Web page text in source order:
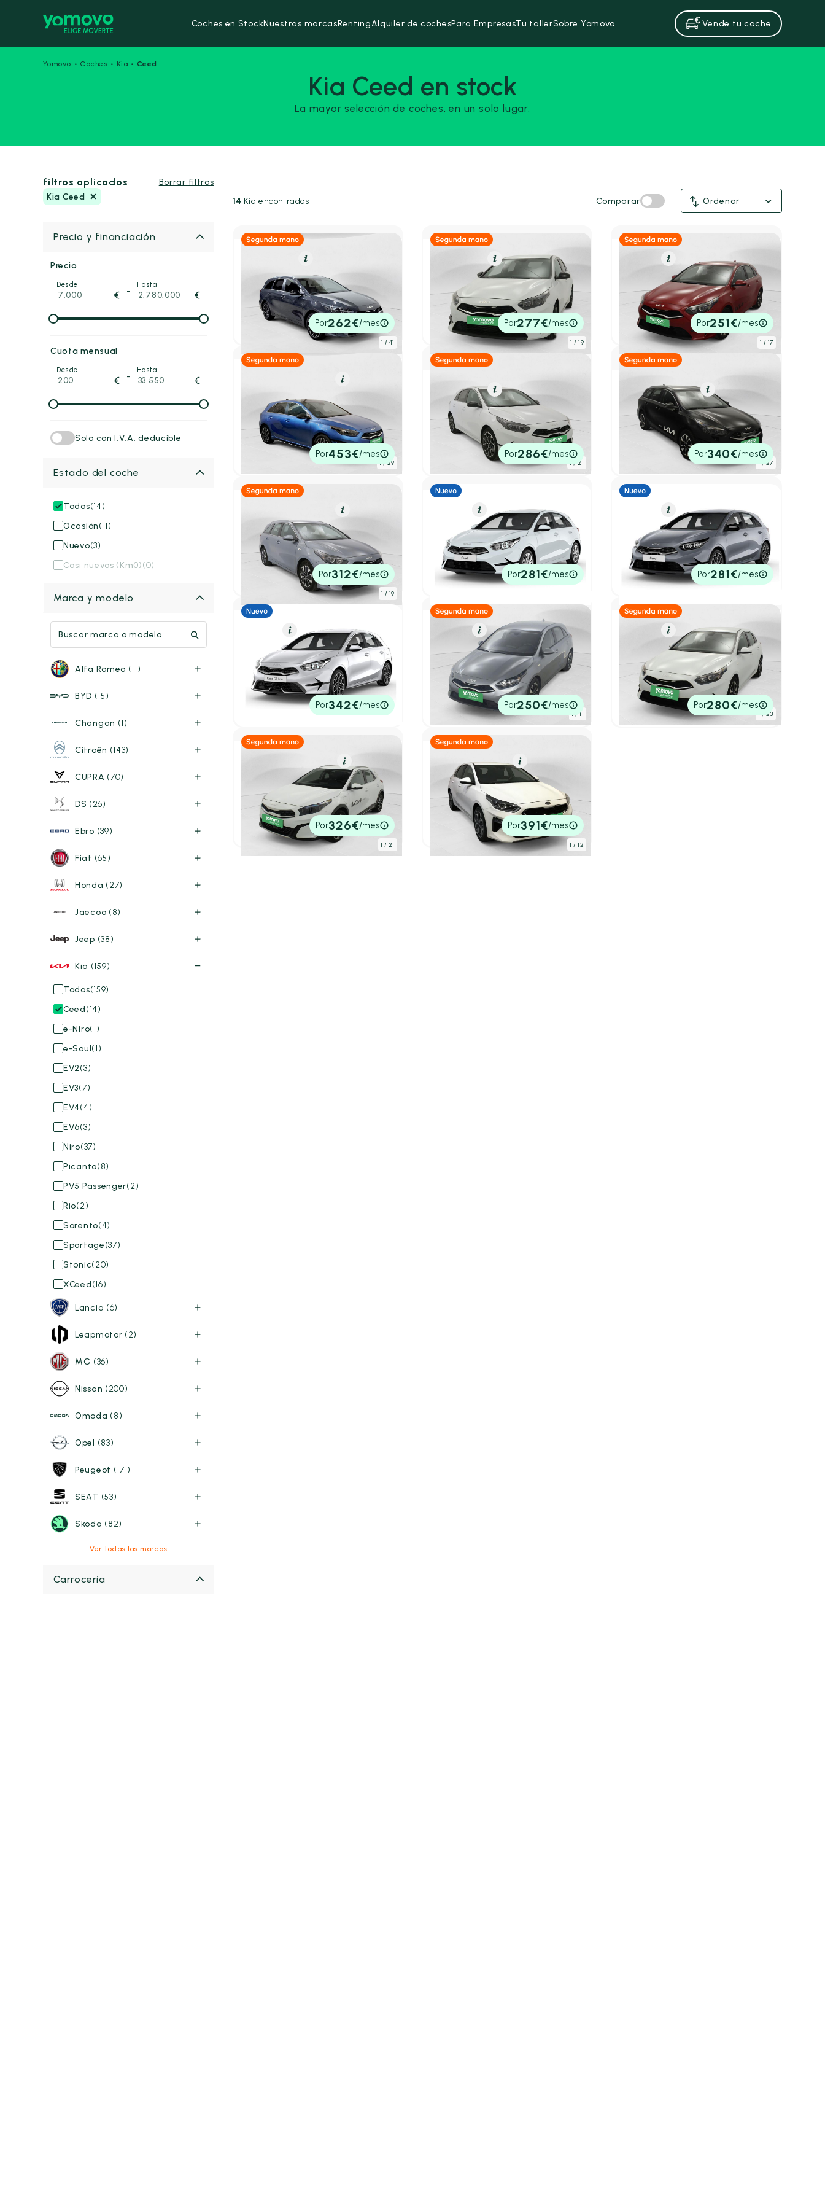
Coches en StockNuestras marcasRentingAlquiler de cochesPara EmpresasTu tallerSobre Yomovo Vende tu coche
Yomovo · Coches · Kia · Ceed
Kia Ceed en stock
La mayor selección de coches, en un solo lugar.
filtros aplicados
Borrar filtros
Kia Ceed
Precio y financiación
Precio
Desde
€ -
Hasta
€
Cuota mensual
Desde
€ -
Hasta
€
Solo con I.V.A. deducible
Estado del coche
(14)
Todos
(11)
Ocasión
(3)
Nuevo
(0)
Casi nuevos (Km0)
Marca y modelo
Alfa Romeo (11)
BYD (15)
Changan (1)
Citroën (143)
CUPRA (70)
DS (26)
Ebro (39)
Fiat (65)
Honda (27)
Jaecoo (8)
Jeep (38)
Kia (159)
(159)
Todos
(14)
Ceed
(1)
e-Niro
(1)
e-Soul
(3)
EV2
(7)
EV3
(4)
EV4
(3)
EV6
(37)
Niro
(8)
Picanto
(2)
PV5 Passenger
(2)
Rio
(4)
Sorento
(37)
Sportage
(20)
Stonic
(16)
XCeed
Lancia (6)
Leapmotor (2)
MG (36)
Nissan (200)
Omoda (8)
Opel (83)
Peugeot (171)
SEAT (53)
Skoda (82)
Ver todas las marcas
Carrocería
14 Kia encontrados Comparar Ordenar
1 / 41
Kia Ceed
202531.051 km100cvManual
18.500€ Por262€/mes
1 / 19
Resumen
Kia Ceed
5p 1.0 T-GDi 100CV Style Edition
20258.547 km100cv Manual
21.350€
P.V.P. contado
Por277€/mes
1 / 17
Kia Ceed
Berlina 1.0 T-GDI 74KW DRIVE 100 5P
20258.120 km100cvManual
19.350€
P.V.P. contado
Por251€/mes
1/ 29
Kia Ceed
1.5 MHEV 118kW (160CV) GT Line
DCT
202250.908 km 160cvAutomático
21.995€ Por453€/mes
1/ 21
Gasolina Resumen
Kia Ceed
5p 1.0 T-GDi 100CV Style Edition
14.142 km100cv Manual
Por286€/mes
1/ 27
Híbrido Enchufable
Kia Ceed
Tourer 1.6 PHEV eDrive
6.771 km 141cv Automático
Por340€/mes
1 / 19
Kia Ceed
Tourer 1.0 MHEV 100CV Drive DCT
202511.312 km 100cvAutomático
24.000€ Por312€/mes
Resumen
Kia Ceed
Berlina 1.0 T-GDI 74KW TECH 100 5P
100cvManual
23.062€
P.V.P. contado
Por281€/mes
Resumen
Kia Ceed
Berlina 1.0 T-GDI 74KW DRIVE 100 5P
100cvManual
23.005€
P.V.P. contado
Por281€/mes
Resumen
Kia Ceed
Berlina 1.5 MHEV 103KW TECH DCT
140 5P
140cvAutomático
28.111€ Por342€/mes
1/ 11
Resumen
Kia Ceed
Berlina 1.0 T-GDI 74KW CONCEPT
100 5P
202513.585 km100cvManual
17.623€
P.V.P. contado
Por250€/mes
1/ 23
Resumen
Berlina 1.0 MHEV 74KW DRIVE DCT
100 5P
202512.050 km100cvAutomático
19.771€
P.V.P. contado
Por280€/mes
1 / 21
1.6 PHEV eTech
202420.656 km141cv Automático
23.000€
P.V.P. contado
Por326€/mes
1 / 12
Híbrido (Diésel)
Kia Ceed
1.6 MHEV 100kW (136CV) Tech DCT
47.000 km136cvAutomático
18.990€ Por391€/mes